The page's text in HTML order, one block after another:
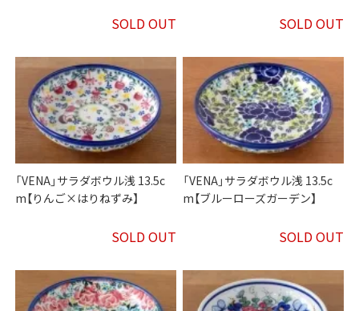
SOLD OUT SOLD OUT
「VENA」サラダボウル浅 13.5c
m【りんご×はりねずみ】
SOLD OUT
「VENA」サラダボウル浅 13.5c
m【ブルーローズガーデン】
SOLD OUT